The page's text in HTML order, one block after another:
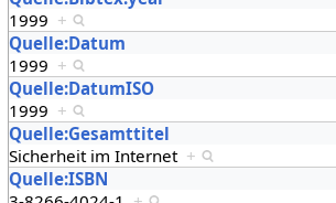
1999 +
Quelle:Datum
1999 +
Quelle:DatumISO
1999 +
Quelle:Gesamttitel
Sicherheit im Internet +
Quelle:ISBN